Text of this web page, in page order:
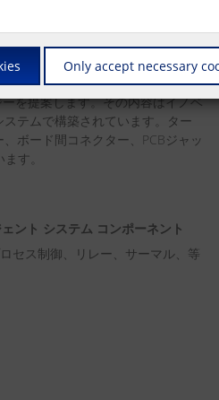
テクノロジー
を提案します。その内容はイノベ
テムで構築されています。ター
ボード間コネクター、PCBジャッ
す。
ント システム コンポーネント
セス制御、リレー、サーマル、等
Only accept necessary